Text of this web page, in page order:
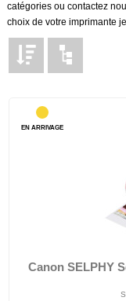
catégories ou contactez
choix de votre imprimante
Canon SELPHY
EN ARRIVAGE